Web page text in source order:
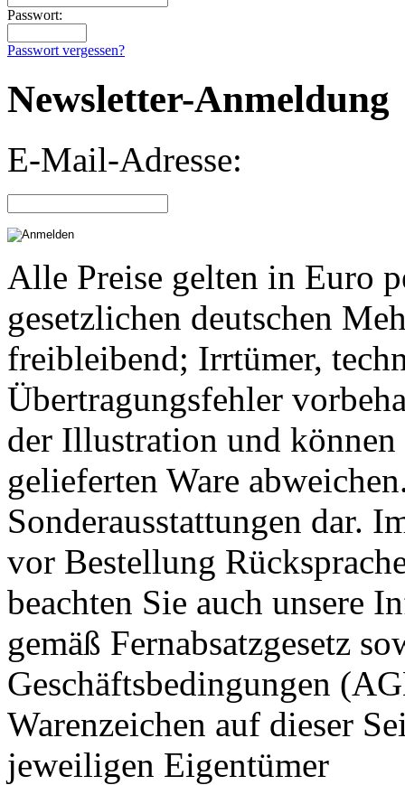
Passwort:
Passwort vergessen?
Newsletter-Anmeldung
E-Mail-Adresse:
Alle Preise gelten in Euro
gesetzlichen deutschen
freibleibend; Irrtümer,
Übertragungsfehler
der Illustration und
gelieferten Ware
Sonderausstattungen dar.
vor Bestellung
beachten Sie auch unsere
gemäß Fernabsatzgesetz
Geschäftsbedingungen
Warenzeichen auf dieser
jeweiligen Eigentümer